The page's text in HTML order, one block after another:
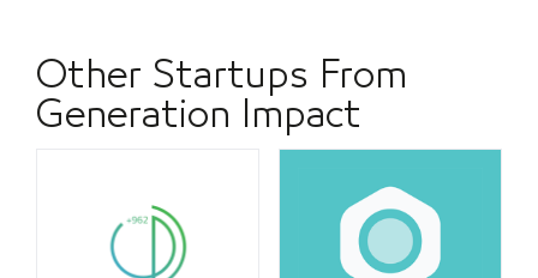
Other Startups From
Generation Impact